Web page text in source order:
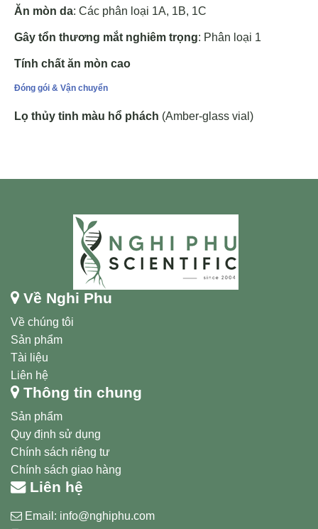
Ăn mòn da: Các phân loại 1A, 1B, 1C
Gây tổn thương mắt nghiêm trọng: Phân loại 1
Tính chất ăn mòn cao
Đóng gói & Vận chuyển
Lọ thủy tinh màu hổ phách (Amber-glass vial)
Về Nghi Phu
Về chúng tôi
Sản phẩm
Tài liệu
Liên hệ
Thông tin chung
Sản phẩm
Quy định sử dụng
Chính sách riêng tư
Chính sách giao hàng
Liên hệ
Email: info@nghiphu.com